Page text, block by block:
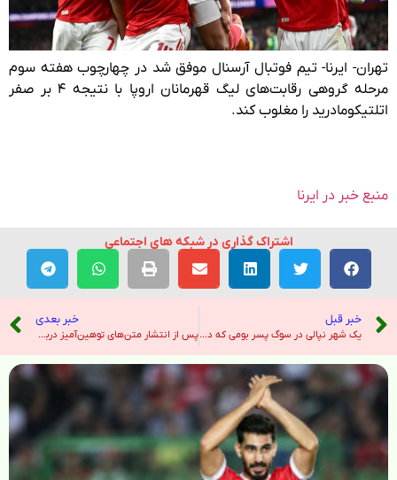
تهران- ایرنا- تیم فوتبال آرسنال موفق شد در چهارچوب هفته سوم
مرحله گروهی رقابت‌های لیگ قهرمانان اروپا با نتیجه ۴ بر صفر
اتلتیکومادرید را مغلوب کند.
منبع خبر در ایرنا
اشتراک گذاری در شبکه های اجتماعی
خبر قبل
یک شهر نپالی در سوگ پسر بومی که در اسارت حماس جان باخت – نیویورک تایمز
خبر بعدی
پس از انتشار متن‌های توهین‌آمیز درباره مارتین لوتر کینگ جونیور، انتخاب دونالد ترامپ به عنوان رئیس آژانس نظارت فدرال، کناره‌گیری کرد – هندوستان امروز